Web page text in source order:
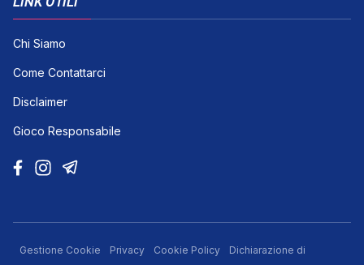
Chi Siamo
Come Contattarci
Disclaimer
Gioco Responsabile
Gestione Cookie Privacy Cookie Policy
Dichiarazione di